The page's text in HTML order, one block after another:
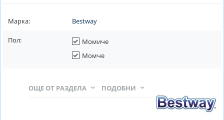
Марка: Bestway
Пол:
Момиче
Момче
ПОДОБНИ
ОЩЕ ОТ РАЗДЕЛА